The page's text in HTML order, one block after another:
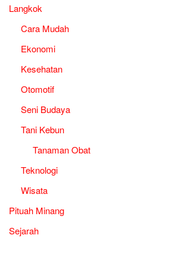
Langkok
Cara Mudah
Ekonomi
Kesehatan
Otomotif
Seni Budaya
Tani Kebun
Tanaman Obat
Teknologi
Wisata
Pituah Minang
Sejarah